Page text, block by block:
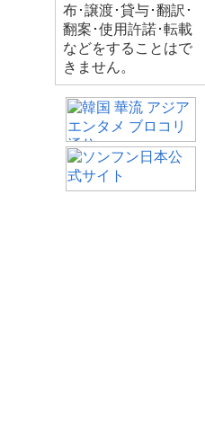
布･譲渡･貸与･翻訳･
翻案･使用許諾･転載
などをすることはで
きません。